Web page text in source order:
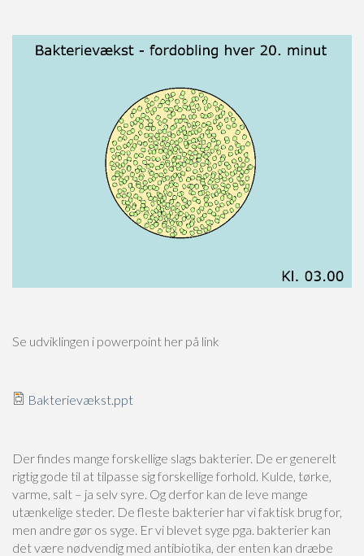
Se udviklingen i powerpoint her på link
Bakterievækst.ppt
Der findes mange forskellige slags bakterier. De er generelt
rigtig gode til at tilpasse sig forskellige forhold. Kulde, tørke,
varme, salt – ja selv syre. Og derfor kan de leve mange
utænkelige steder. De fleste bakterier har vi faktisk brug for,
men andre gør os syge. Er vi blevet syge pga. bakterier kan
det være nødvendig med antibiotika, der enten kan dræbe